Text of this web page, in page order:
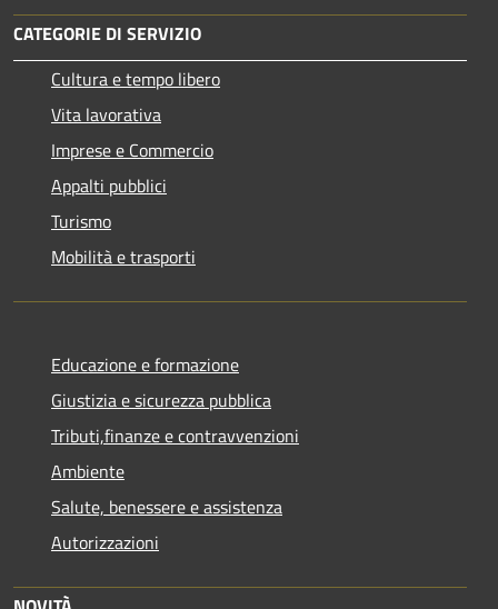
CATEGORIE DI SERVIZIO
Cultura e tempo libero
Vita lavorativa
Imprese e Commercio
Appalti pubblici
Turismo
Mobilità e trasporti
Educazione e formazione
Giustizia e sicurezza pubblica
Tributi,finanze e contravvenzioni
Ambiente
Salute, benessere e assistenza
Autorizzazioni